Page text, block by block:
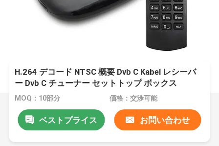
H.264 デコード NTSC 概要 Dvb C Kabel レシーバ
ー Dvb C チューナー セットトップ ボックス
MOQ：10部分 価格：交渉可能
ベストプライス お問い合わせ